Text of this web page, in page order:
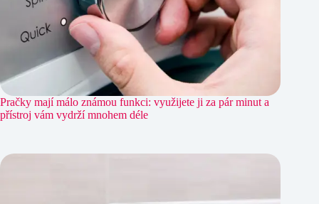
Pračky mají málo známou funkci: využijete ji za pár minut a
přístroj vám vydrží mnohem déle